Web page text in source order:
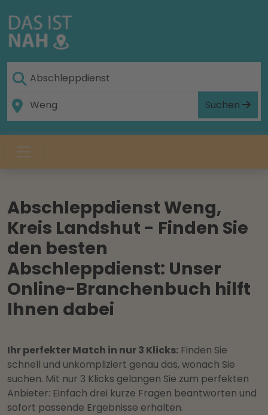
Suchen
Abschleppdienst Weng,
Kreis Landshut - Finden Sie
den besten
Abschleppdienst: Unser
Online-Branchenbuch hilft
Ihnen dabei
Ihr perfekter Match in nur 3 Klicks: Finden Sie
schnell und unkompliziert genau das, wonach Sie
suchen. Mit nur 3 Klicks gelangen Sie zum perfekten
Anbieter: Einfach drei kurze Fragen beantworten und
sofort passende Ergebnisse erhalten.